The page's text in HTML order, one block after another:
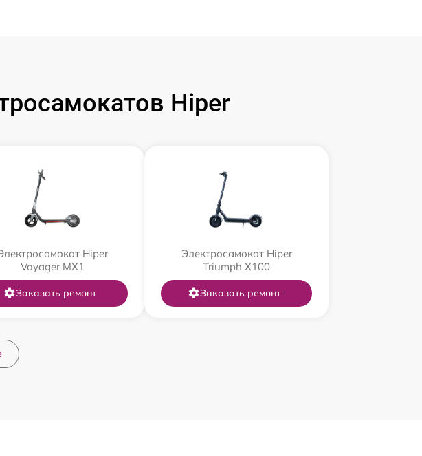
Hiper
Hiper
Voyager MX1
Заказать ремонт
Электросамокат Hiper
Triumph X100
Заказать ремонт